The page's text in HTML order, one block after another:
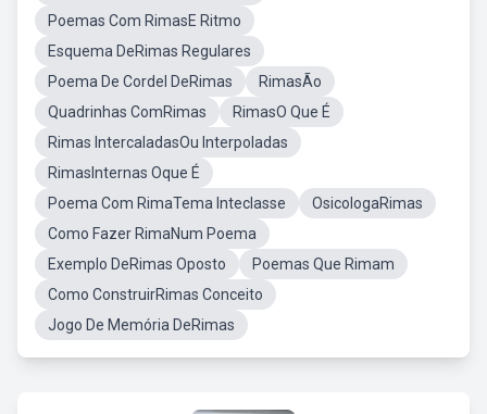
Poemas Com RimasE Ritmo
Esquema DeRimas Regulares
Poema De Cordel DeRimas
RimasÃo
Quadrinhas ComRimas
RimasO Que É
Rimas IntercaladasOu Interpoladas
RimasInternas Oque É
Poema Com RimaTema Inteclasse
OsicologaRimas
Como Fazer RimaNum Poema
Exemplo DeRimas Oposto
Poemas Que Rimam
Como ConstruirRimas Conceito
Jogo De Memória DeRimas